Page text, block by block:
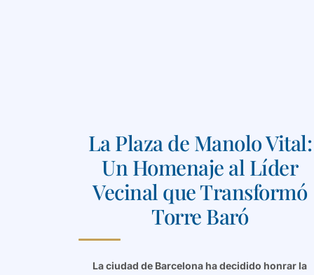
La Plaza de Manolo Vital:
Un Homenaje al Líder
Vecinal que Transformó
Torre Baró
La ciudad de Barcelona ha decidido honrar la